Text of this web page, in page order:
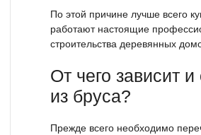
По этой причине лучше всего
работают настоящие
строительства деревянных
От чего зависит
из бруса?
Прежде всего необходимо